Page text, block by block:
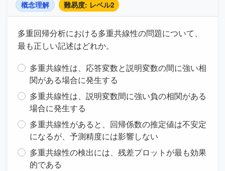
概念理解 難易度: レベル2
多重回帰分析における多重共線性の問題について、
最も正しい記述はどれか。
多重共線性は、応答変数と説明変数の間に強い相
関がある場合に発生する
多重共線性は、説明変数間に強い負の相関がある
場合に発生する
多重共線性があると、回帰係数の推定値は不安定
になるが、予測精度には影響しない
多重共線性の検出には、残差プロットが最も効果
的である